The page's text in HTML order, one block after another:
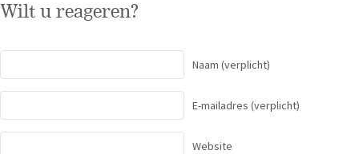
Wilt u reageren?
Naam (verplicht)
E-mailadres (verplicht)
Website